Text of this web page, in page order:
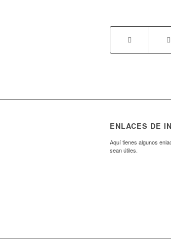
ENLACES DE
Aquí tienes algunos
sean útiles.